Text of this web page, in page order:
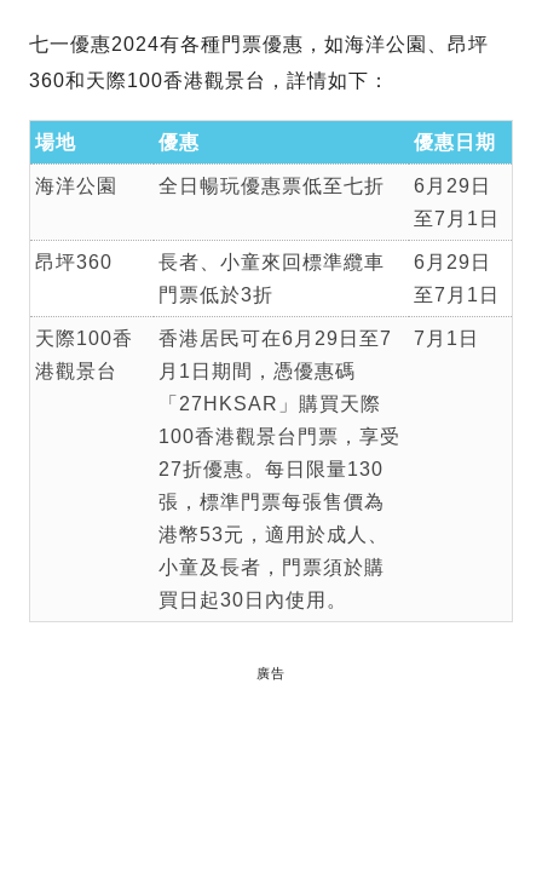
七一優惠2024有各種門票優惠，如海洋公園、昂坪
360和天際100香港觀景台，詳情如下：
場地 優惠 優惠日期
海洋公園 全日暢玩優惠票低至七折
6月29日
至7月1日
昂坪360
長者、小童來回標準纜車
門票低於3折
6月29日
至7月1日
天際100香
港觀景台
香港居民可在6月29日至7
月1日期間，憑優惠碼
「27HKSAR」購買天際
100香港觀景台門票，享受
27折優惠。每日限量130
張，標準門票每張售價為
港幣53元，適用於成人、
小童及長者，門票須於購
買日起30日內使用。
7月1日
廣告